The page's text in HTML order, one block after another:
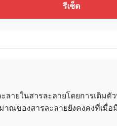
รีเซ็ต
ลายในสารละลายโดยการเติมตั
ณของสารละลายยังคงคงที่เมื่อ